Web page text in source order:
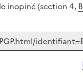
inopiné (section 4,